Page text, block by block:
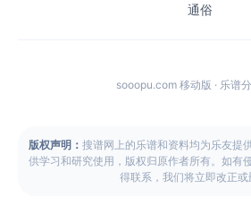
通俗
sooopu.com 移动版 · 乐谱
版权声明： 搜谱网上的乐谱和资料均为乐友提
供学习和研究使用，版权归原作者所有。如有
得联系，我们将立即改正或